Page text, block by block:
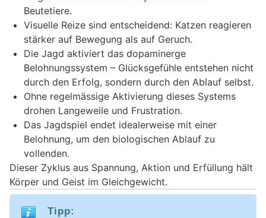
Beutetiere.
Visuelle Reize sind entscheidend: Katzen reagieren
stärker auf Bewegung als auf Geruch.
Die Jagd aktiviert das dopaminerge
Belohnungssystem – Glücksgefühle entstehen nicht
durch den Erfolg, sondern durch den Ablauf selbst.
Ohne regelmässige Aktivierung dieses Systems
drohen Langeweile und Frustration.
Das Jagdspiel endet idealerweise mit einer
Belohnung, um den biologischen Ablauf zu
vollenden.
Dieser Zyklus aus Spannung, Aktion und Erfüllung hält
Körper und Geist im Gleichgewicht.
Tipp: